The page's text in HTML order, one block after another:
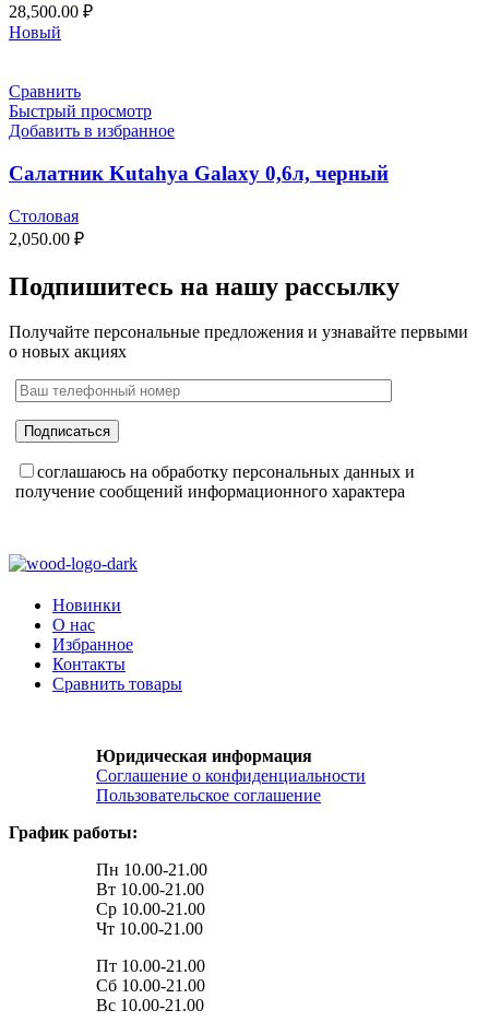
28,500.00 ₽
Новый
Сравнить
Быстрый просмотр
Добавить в избранное
Салатник Kutahya Galaxy 0,6л, черный
Столовая
2,050.00 ₽
Подпишитесь на нашу рассылку
Получайте персональные предложения и узнавайте первыми
о новых акциях
соглашаюсь на обработку персональных данных и
получение сообщений информационного характера
Новинки
О нас
Избранное
Контакты
Сравнить товары
Юридическая информация
Соглашение о конфиденциальности
Пользовательское соглашение
График работы:
Пн 10.00-21.00
Вт 10.00-21.00
Ср 10.00-21.00
Чт 10.00-21.00
Пт 10.00-21.00
Сб 10.00-21.00
Вс 10.00-21.00